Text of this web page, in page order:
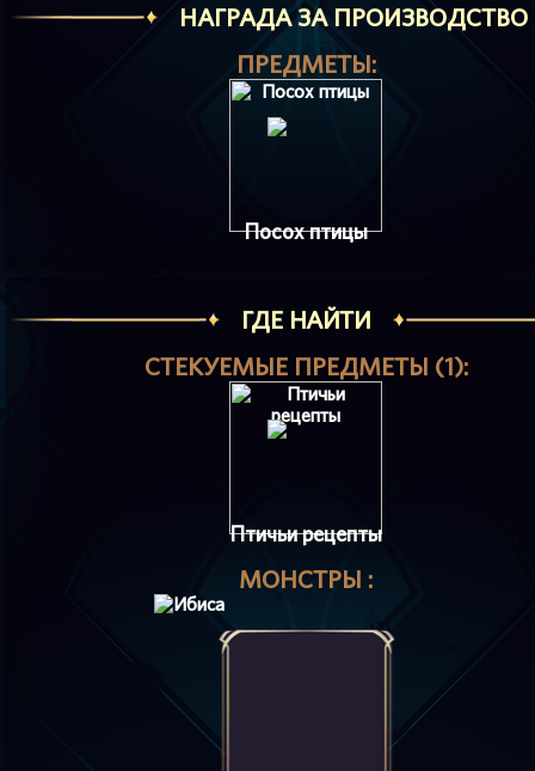
HАГРАДА ЗА ПРОИЗВОДСТВО
ПРЕДМЕТЫ:
Посох птицы
ГДЕ НАЙТИ
СТЕКУЕМЫЕ ПРЕДМЕТЫ (1):
Птичьи рецепты
МОНСТРЫ :